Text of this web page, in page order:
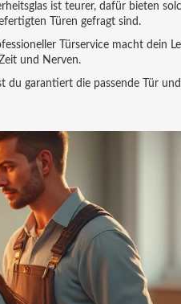
ist teurer, dafür bieten
Türen gefragt sind.
Türservice macht dein
und Nerven.
du garantiert die passende Tür